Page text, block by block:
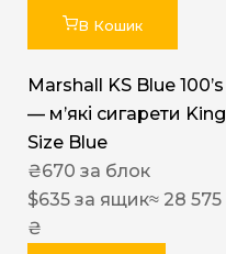
В Кошик
Marshall KS Blue 100’s
— м’які сигарети King
Size Blue
₴670 за блок
$635 за ящик≈ 28 575
₴